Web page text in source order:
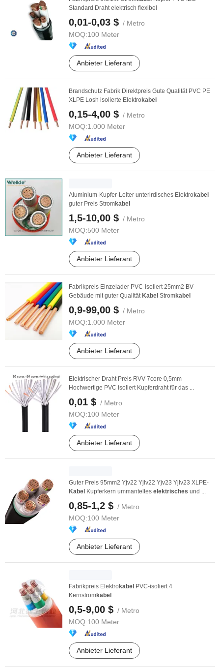
Standard Draht elektrisch flexibel
0,01-0,03 $ / Metro
MOQ:100 Meter
Anbieter Lieferant
Brandschutz Fabrik Direktpreis Gute Qualität PVC PE
XLPE Losh isolierte Elektrokabel
0,15-4,00 $ / Metro
MOQ:1.000 Meter
Anbieter Lieferant
Aluminium-Kupfer-Leiter unterirdisches Elektrokabel
guter Preis Stromkabel
1,5-10,00 $ / Metro
MOQ:500 Meter
Anbieter Lieferant
Fabrikpreis Einzelader PVC-isoliert 25mm2 BV
Gebäude mit guter Qualität Kabel Stromkabel
0,9-99,00 $ / Metro
MOQ:1.000 Meter
Anbieter Lieferant
Elektrischer Draht Preis RVV 7core 0,5mm
Hochwertige PVC isoliert Kupferdraht für das ...
0,01 $ / Metro
MOQ:100 Meter
Anbieter Lieferant
Guter Preis 95mm2 Yjv22 Yjlv22 Yjv23 Yjlv23 XLPE-
Kabel Kupferkern ummanteltes elektrisches und ...
0,85-1,2 $ / Metro
MOQ:100 Meter
Anbieter Lieferant
Fabrikpreis Elektrokabel PVC-isoliert 4
Kernstromkabel
0,5-9,00 $ / Metro
MOQ:100 Meter
Anbieter Lieferant